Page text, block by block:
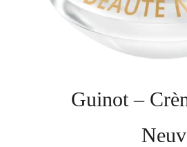
Guinot –